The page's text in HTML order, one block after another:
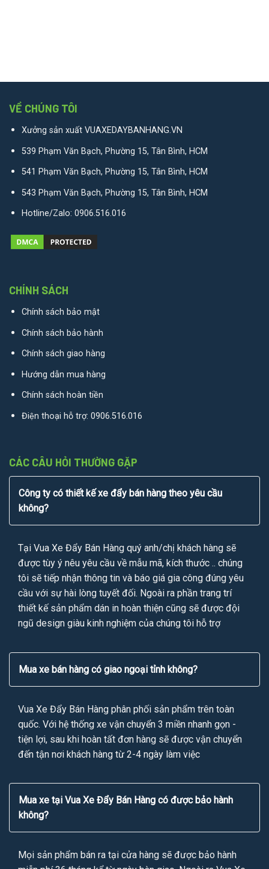
VỀ CHÚNG TÔI
Xưởng sản xuất VUAXEDAYBANHANG.VN
539 Phạm Văn Bạch, Phường 15, Tân Bình, HCM
541 Phạm Văn Bạch, Phường 15, Tân Bình, HCM
543 Phạm Văn Bạch, Phường 15, Tân Bình, HCM
Hotline/Zalo: 0906.516.016
CHÍNH SÁCH
Chính sách bảo mật
Chính sách bảo hành
Chính sách giao hàng
Hướng dẫn mua hàng
Chính sách hoàn tiền
Điện thoại hỗ trợ: 0906.516.016
CÁC CÂU HỎI THƯỜNG GẶP
Công ty có thiết kế xe đẩy bán hàng theo yêu cầu
không?
Tại Vua Xe Đẩy Bán Hàng quý anh/chị khách hàng sẽ
được tùy ý nêu yêu cầu về mẫu mã, kích thước .. chúng
tôi sẽ tiếp nhận thông tin và báo giá gia công đúng yêu
cầu với sự hài lòng tuyết đối. Ngoài ra phần trang trí
thiết kế sản phẩm dán in hoàn thiện cũng sẽ được đội
ngũ design giàu kinh nghiệm của chúng tôi hỗ trợ
Mua xe bán hàng có giao ngoại tỉnh không?
Vua Xe Đẩy Bán Hàng phân phối sản phẩm trên toàn
quốc. Với hệ thống xe vận chuyển 3 miền nhanh gọn -
tiện lợi, sau khi hoàn tất đơn hàng sẽ được vận chuyển
đến tận nơi khách hàng từ 2-4 ngày làm việc
Mua xe tại Vua Xe Đẩy Bán Hàng có được bảo hành
không?
Mọi sản phẩm bán ra tại cửa hàng sẽ được bảo hành